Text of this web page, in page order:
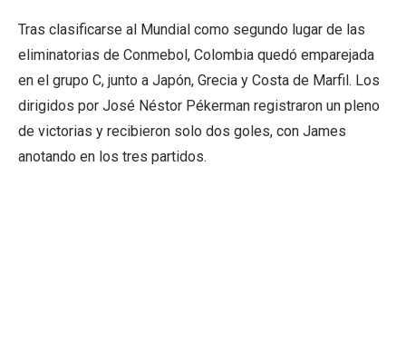
Tras clasificarse al Mundial como segundo lugar de las
eliminatorias de Conmebol, Colombia quedó emparejada
en el grupo C, junto a Japón, Grecia y Costa de Marfil. Los
dirigidos por José Néstor Pékerman registraron un pleno
de victorias y recibieron solo dos goles, con James
anotando en los tres partidos.